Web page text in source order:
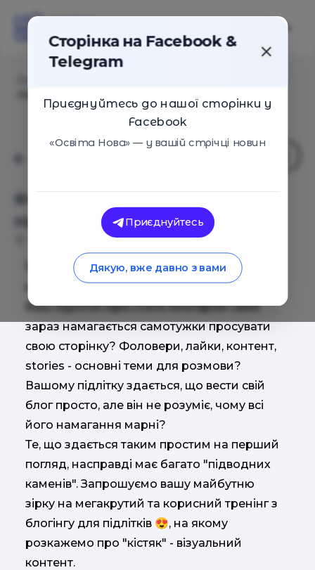
Фото для соцмереж. Тренінг для
підлітків
28 Жовтня 2019 1636
Тренінг для підлітків "Фото для
соцмереж"
Ваш підліток мріє стати блогером і вже
зараз намагається самотужки просувати
свою сторінку? Фоловери, лайки, контент,
stories - основні теми для розмови?
Вашому підлітку здається, що вести свій
блог просто, але він не розуміє, чому всі
його намагання марні?
Те, що здається таким простим на перший
погляд, насправді має багато "підводних
каменів". Запрошуємо вашу майбутню
зірку на мегакрутий та корисний тренінг з
блогінгу для підлітків 😍, на якому
розкажемо про "кістяк" - візуальний
контент.
Сторінка на Facebook &
Telegram
Приєднуйтесь до нашої сторінки у
Facebook
«Освіта Нова» — у вашій стрічці новин
Приєднуйтесь
Дякую, вже давно з вами